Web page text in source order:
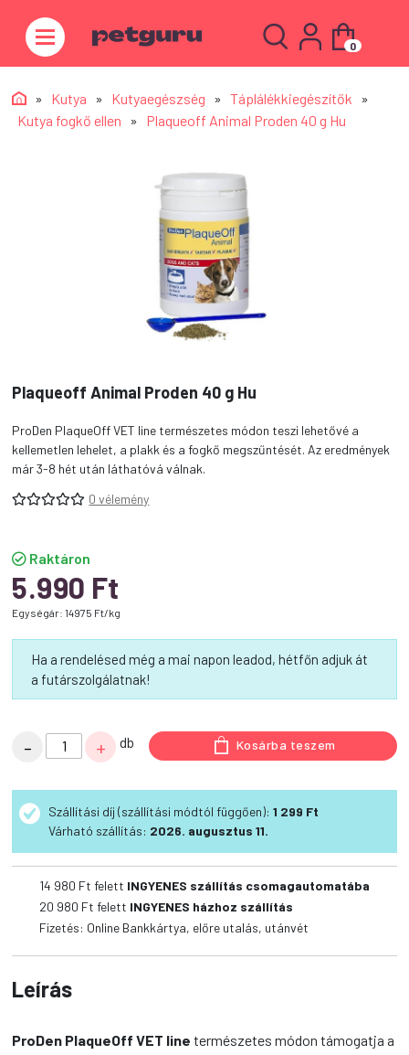
0
» Kutya » Kutyaegészség » Táplálékkiegészítők »
Kutya fogkő ellen » Plaqueoff Animal Proden 40 g Hu
Plaqueoff Animal Proden 40 g Hu
ProDen PlaqueOff VET line természetes módon teszi lehetővé a
kellemetlen lehelet, a plakk és a fogkő megszűntését. Az eredmények
már 3-8 hét után láthatóvá válnak.
0 vélemény
Raktáron
5.990 Ft
Egységár: 14975 Ft/kg
Ha a rendelésed még a mai napon leadod, hétfőn adjuk át
a futárszolgálatnak!
-
Plaqueoff
Animal
40
g
Hu
mennyiség
+ db Kosárba teszem
Szállítási díj (szállítási módtól függően): 1 299 Ft
Várható szállítás: 2026. augusztus 11.
14 980 Ft felett INGYENES szállítás csomagautomatába
20 980 Ft felett INGYENES házhoz szállítás
Fizetés: Online Bankkártya, előre utalás, utánvét
Leírás
ProDen PlaqueOff VET line természetes módon támogatja a